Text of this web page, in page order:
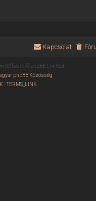
Kapcsolat
Software © phpBB Limited
phpBB Közösség
|TERMS_LINK